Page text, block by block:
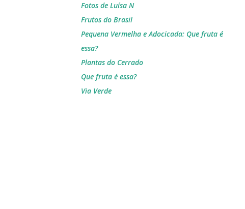
Fotos de Luísa N
Frutos do Brasil
Pequena Vermelha e Adocicada: Que fruta é
essa?
Plantas do Cerrado
Que fruta é essa?
Via Verde